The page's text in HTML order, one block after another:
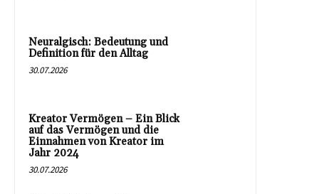
Neuralgisch: Bedeutung und
Definition für den Alltag
30.07.2026
Kreator Vermögen – Ein Blick
auf das Vermögen und die
Einnahmen von Kreator im
Jahr 2024
30.07.2026